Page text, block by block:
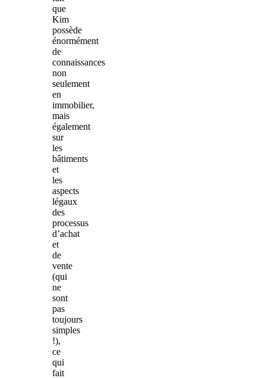
que
Kim
possède
énormément
de
connaissances
non
seulement
en
immobilier,
mais
également
sur
les
bâtiments
et
les
aspects
légaux
des
processus
d’achat
et
de
vente
(qui
ne
sont
pas
toujours
simples
!),
ce
qui
fait